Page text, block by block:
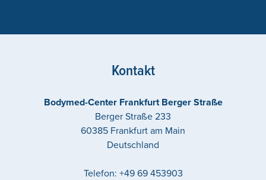
Kontakt
Bodymed-Center Frankfurt Berger Straße
Berger Straße 233
60385 Frankfurt am Main
Deutschland
Telefon: +49 69 453903